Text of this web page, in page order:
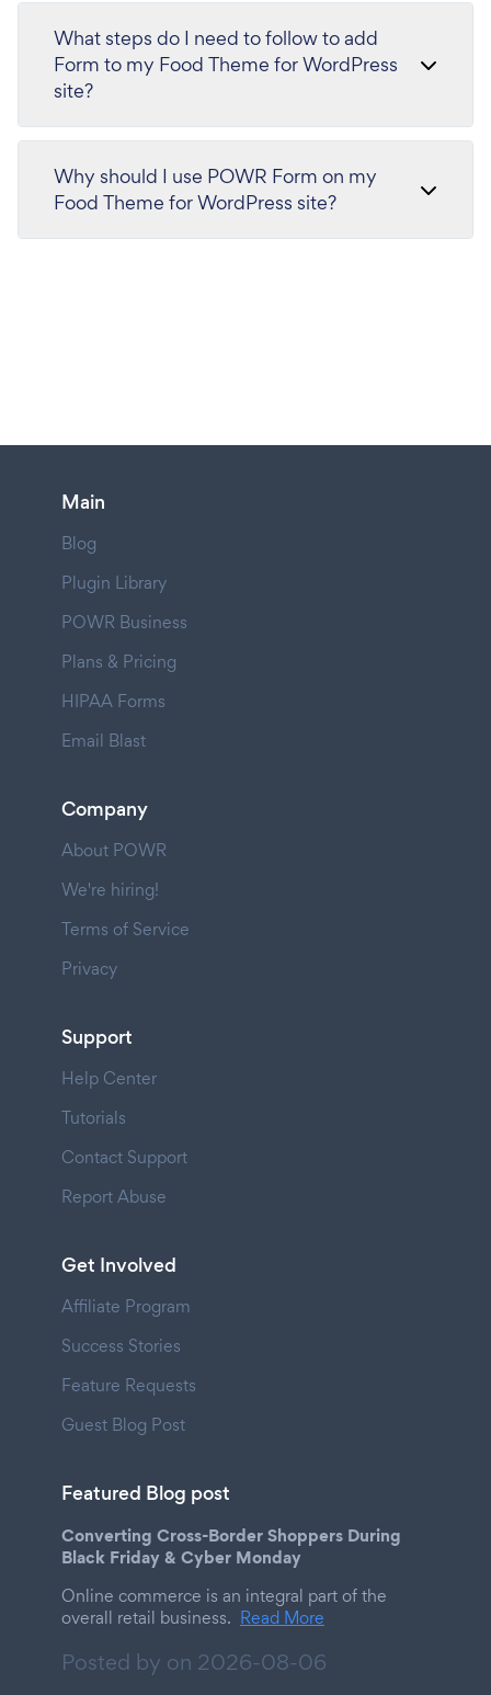
What steps do I need to follow to add
Form to my Food Theme for WordPress
site?
Why should I use POWR Form on my
Food Theme for WordPress site?
Main
Blog
Plugin Library
POWR Business
Plans & Pricing
HIPAA Forms
Email Blast
Company
About POWR
We're hiring!
Terms of Service
Privacy
Support
Help Center
Tutorials
Contact Support
Report Abuse
Get Involved
Affiliate Program
Success Stories
Feature Requests
Guest Blog Post
Featured Blog post
Converting Cross-Border Shoppers During
Black Friday & Cyber Monday
Online commerce is an integral part of the
overall retail business. Read More
Posted by on 2026-08-06